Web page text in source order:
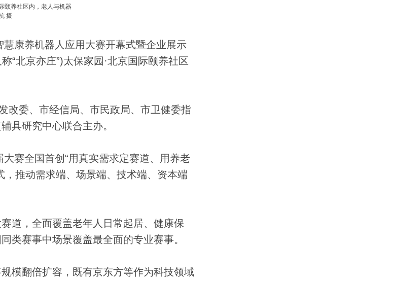
颐养社区内，老人与机器
摄
康养机器人应用大赛开幕式暨企业展示
“北京亦庄”)太保家园·北京国际颐养社区
委、市经信局、市民政局、市卫健委指
具研究中心联合主办。
赛全国首创“用真实需求定赛道、用养老
推动需求端、场景端、技术端、资本端
，全面覆盖老年人日常起居、健康保
类赛事中场景覆盖最全面的专业赛事。
翻倍扩容，既有京东方等作为科技领域